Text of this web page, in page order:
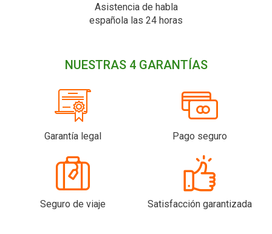
Asistencia de habla
española las 24 horas
NUESTRAS 4 GARANTÍAS
Garantía legal Pago seguro
Seguro de viaje Satisfacción garantizada